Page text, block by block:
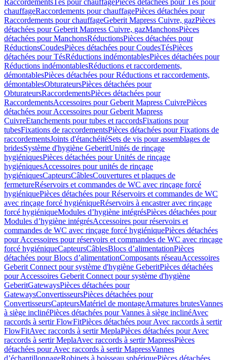
RaccordementsTés pour chauffagePièces détachées pour Tés pour
chauffageRaccordements pour chauffagePièces détachées pour
Raccordements pour chauffageGeberit Mapress Cuivre, gazPièces
détachées pour Geberit Mapress Cuivre, gazManchonsPièces
détachées pour ManchonsRéductionsPièces détachées pour
RéductionsCoudesPièces détachées pour CoudesTésPièces
détachées pour TésRéductions indémontablesPièces détachées pour
Réductions indémontablesRéductions et raccordements,
démontablesPièces détachées pour Réductions et raccordements,
démontablesObturateursPièces détachées pour
ObturateursRaccordementsPièces détachées pour
RaccordementsAccessoires pour Geberit Mapress CuivrePièces
détachées pour Accessoires pour Geberit Mapress
CuivreEtanchements pour tubes et raccordsFixations pour
tubesFixations de raccordementsPièces détachées pour Fixations de
raccordementsJoints d'étanchéitéSets de vis pour assemblages de
bridesSystème d'hygiène GeberitUnités de rinçage
hygiéniquesPièces détachées pour Unités de rinçage
hygiéniquesAccessoires pour unités de rinçage
hygiéniquesCapteursCâblesCouvertures et plaques de
fermetureRéservoirs et commandes de WC avec rinçage forcé
hygiéniquePièces détachées pour Réservoirs et commandes de WC
avec rinçage forcé hygiéniqueRéservoirs à encastrer avec rinçage
forcé hygiéniqueModules d’hygiène intégrésPièces détachées pour
Modules d’hygiène intégrésAccessoires pour réservoirs et
commandes de WC avec rinçage forcé hygiéniquePièces détachées
pour Accessoires pour réservoirs et commandes de WC avec rinçage
forcé hygiéniqueCapteursCâblesBlocs d’alimentationPièces
détachées pour Blocs d’alimentationComposants réseauAccessoires
Geberit Connect pour système d'hygiène GeberitPièces détachées
pour Accessoires Geberit Connect pour système d'hygiène
GeberitGatewaysPièces détachées pour
GatewaysConvertisseursPièces détachées pour
ConvertisseursCapteursMatériel de montageArmatures brutesVannes
à siège inclinéPièces détachées pour Vannes à siège inclinéAvec
raccords à sertir FlowFitPièces détachées pour Avec raccords à sertir
FlowFitAvec raccords à sertir MeplaPièces détachées pour Avec
raccords à sertir MeplaAvec raccords à sertir MapressPièces
détachées pour Avec raccords à sertir MapressVannes
d’échantillonnageRobinets à boisseau sphériquePièces détachées